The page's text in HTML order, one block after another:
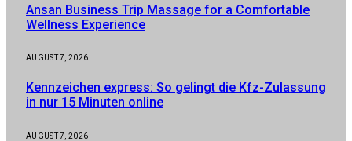
Ansan Business Trip Massage for a Comfortable
Wellness Experience
AUGUST 7, 2026
Kennzeichen express: So gelingt die Kfz-Zulassung
in nur 15 Minuten online
AUGUST 7, 2026